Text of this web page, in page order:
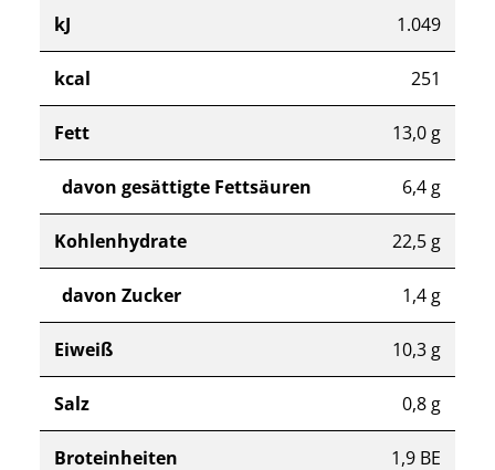
kJ 1.049
kcal 251
Fett 13,0 g
davon gesättigte Fettsäuren 6,4 g
Kohlenhydrate 22,5 g
davon Zucker 1,4 g
Eiweiß 10,3 g
Salz 0,8 g
Broteinheiten 1,9 BE